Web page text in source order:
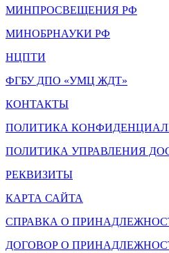
МИНПРОСВЕЩЕНИЯ РФ
МИНОБРНАУКИ РФ
НЦПТИ
ФГБУ ДПО «УМЦ ЖДТ»
КОНТАКТЫ
ПОЛИТИКА
ПОЛИТИКА УПРАВЛЕНИЯ
РЕКВИЗИТЫ
КАРТА САЙТА
СПРАВКА О
ДОГОВОР О